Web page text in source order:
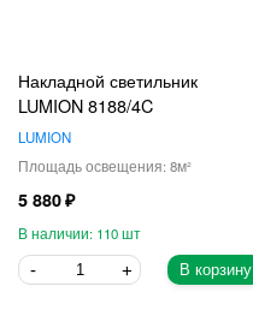
Накладной светильник
LUMION 8188/4C
LUMION
8
5 880
110
В корзину